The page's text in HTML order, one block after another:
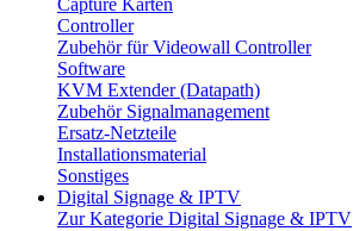
Capture Karten
Controller
Zubehör für Videowall Controller
Software
KVM Extender (Datapath)
Zubehör Signalmanagement
Ersatz-Netzteile
Installationsmaterial
Sonstiges
Digital Signage & IPTV
Zur Kategorie Digital Signage & IPTV